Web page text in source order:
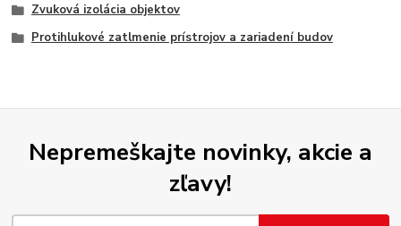
Zvuková izolácia objektov
Protihlukové zatlmenie prístrojov a zariadení budov
Nepremeškajte novinky, akcie a
zľavy!